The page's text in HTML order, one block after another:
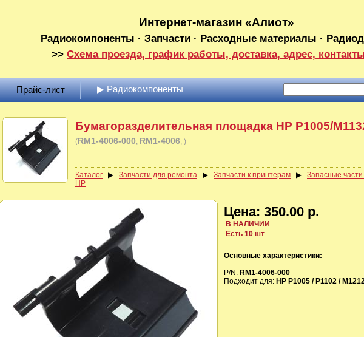
Интернет-магазин «Алиот»
Радиокомпоненты · Запчасти · Расходные материалы ·
>> Схема проезда, график работы, доставка, адрес,
Прайс-лист ▶ Радиокомпоненты
Бумагоразделительная площадка HP P1005/
(RM1-4006-000 RM1-4006 )
Каталог ▶ Запчасти для ремонта ▶ Запчасти к принтерам ▶ Запасные
HP
Цена: 350.00 р.
В НАЛИЧИИ
Есть 10 шт
Основные характеристики:
P/N: RM1-4006-000
Подходит для: HP P1005 / P1102 /